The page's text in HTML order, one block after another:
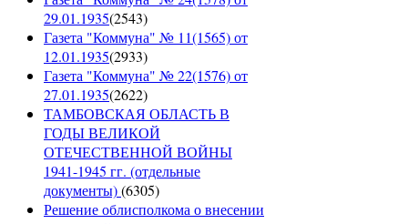
29.01.1935(2543)
Газета "Коммуна" № 11(1565) от
12.01.1935(2933)
Газета "Коммуна" № 22(1576) от
27.01.1935(2622)
ТАМБОВСКАЯ ОБЛАСТЬ В
ГОДЫ ВЕЛИКОЙ
ОТЕЧЕСТВЕННОЙ ВОЙНЫ
1941-1945 гг. (отдельные
документы)(6305)
Решение облисполкома о внесении